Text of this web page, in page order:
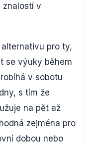
znalostí v
pro ty,
se výuky během
v sobotu
s tím že
na pět až
zejména pro
dobou nebo